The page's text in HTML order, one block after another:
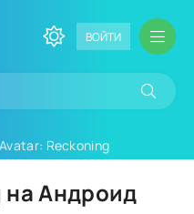
ВОЙТИ
Reckoning
на Андроид